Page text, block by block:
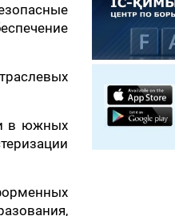
в южных